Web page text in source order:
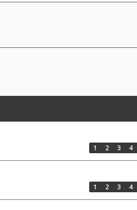
1 2 3 4
1 2 3 4